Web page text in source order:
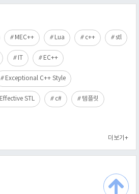
MEC++ Lua c++ stl
IT EC++
Exceptional C++ Style
Effective STL c# 템플릿
더보기+